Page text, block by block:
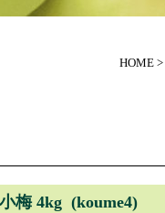
HOME >
梅 4kg (koume4)